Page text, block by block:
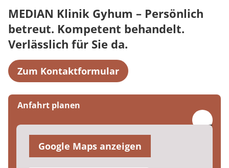
MEDIAN Klinik Gyhum – Persönlich
betreut. Kompetent behandelt.
Verlässlich für Sie da.
Zum Kontaktformular
Anfahrt planen
Google Maps anzeigen